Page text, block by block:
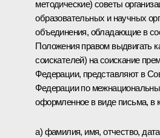
методические) советы
образовательных и научных
объединения, обладающие в
Положения правом выдвигать
соискателей) на соискание
Федерации, представляют в
Федерации по
оформленное в виде письма, в
а) фамилия, имя, отчество,